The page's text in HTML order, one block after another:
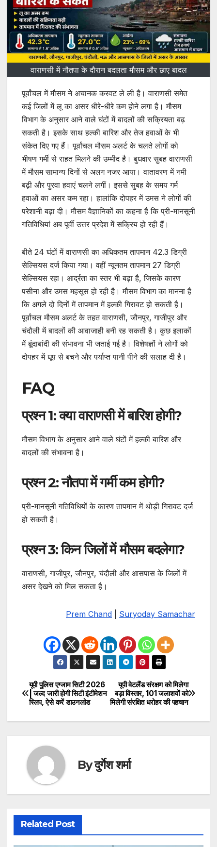
वाराणसी में नौतपा के दौरान बदलता मौसम और छाए बादल
पूर्वांचल में मौसम ने अचानक करवट ले ली है। वाराणसी समेत
कई जिलों में लू का असर धीरे-धीरे कम होने लगा है। मौसम
विभाग के अनुसार आने वाले घंटों में बादलों की सक्रियता बढ़
सकती है। इसके साथ हल्की बारिश और तेज हवाओं के भी
संकेत दिए गए हैं। पूर्वांचल मौसम अलर्ट के चलते लोगों को
भीषण गर्मी से राहत मिलने की उम्मीद है। बुधवार सुबह वाराणसी
में मौसम सामान्य दिनों से अलग नजर आया। वातावरण में नमी
बढ़ी और पुरवा हवाएं चलने लगीं। इससे सुबह के समय गर्म
हवाओं का असर कम रहा। हालांकि दोपहर में उमस ने लोगों की
परेशानी बढ़ा दी। मौसम वैज्ञानिकों का कहना है कि प्री-मानसूनी
गतिविधियां अब पूर्वी उत्तर प्रदेश में सक्रिय हो रही हैं।
बीते 24 घंटों में वाराणसी का अधिकतम तापमान 42.3 डिग्री
सेल्सियस दर्ज किया गया। वहीं न्यूनतम तापमान 27 डिग्री
सेल्सियस रहा। आर्द्रता का स्तर भी बढ़ा है, जिसके कारण
पसीना और उमस महसूस हो रही है। मौसम विभाग का मानना है
कि अगले दो दिनों में तापमान में हल्की गिरावट हो सकती है।
पूर्वांचल मौसम अलर्ट के तहत वाराणसी, जौनपुर, गाजीपुर और
चंदौली में बादलों की आवाजाही बनी रह सकती है। कुछ इलाकों
में बूंदाबांदी की संभावना भी जताई गई है। विशेषज्ञों ने लोगों को
दोपहर में धूप से बचने और पर्याप्त पानी पीने की सलाह दी है।
FAQ
प्रश्न 1: क्या वाराणसी में बारिश होगी?
मौसम विभाग के अनुसार आने वाले घंटों में हल्की बारिश और
बादलों की संभावना है।
प्रश्न 2: नौतपा में गर्मी कम होगी?
प्री-मानसूनी गतिविधियों के कारण तापमान में थोड़ी गिरावट दर्ज
हो सकती है।
प्रश्न 3: किन जिलों में मौसम बदलेगा?
वाराणसी, गाजीपुर, जौनपुर, चंदौली और आसपास के जिलों में
असर देखने को मिल सकता है।
Prem Chand Suryoday Samachar
Post
navigation
यूपी वेटलैंड संरक्षण को मिलेगा
बड़ा विस्तार, 101 जलाशयों को
मिलेगी संरक्षित धरोहर की पहचान
यूपी पुलिस एग्जाम सिटी 2026
| जल्द जारी होगी सिटी इंटीमेशन
स्लिप, ऐसे करें डाउनलोड
Byदुर्गेश शर्मा
Related Post